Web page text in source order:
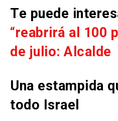
Te puede
“reabrirá al 100
de julio: Alcalde
Una estampida
todo Israel